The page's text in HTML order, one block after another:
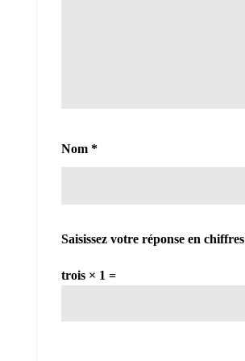
Nom *
Saisissez votre réponse en chiffres
trois × 1 =